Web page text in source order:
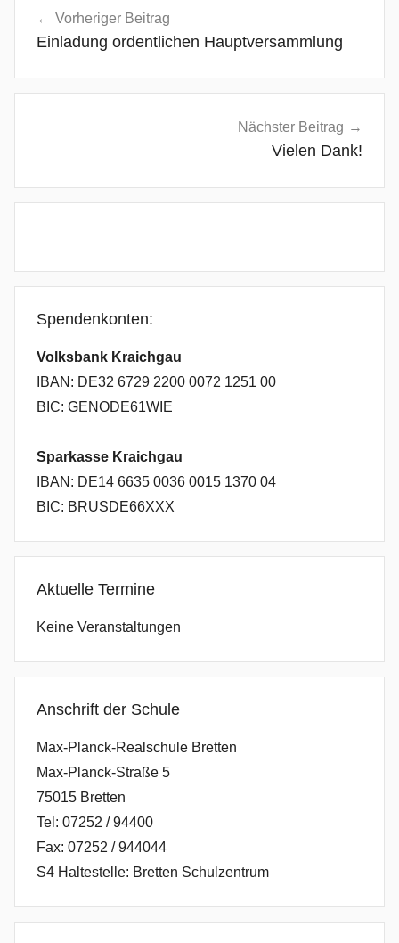
Vorheriger Beitrag
Einladung ordentlichen Hauptversammlung
Nächster Beitrag
Vielen Dank!
Spendenkonten:
Volksbank Kraichgau
IBAN: DE32 6729 2200 0072 1251 00
BIC: GENODE61WIE
Sparkasse Kraichgau
IBAN: DE14 6635 0036 0015 1370 04
BIC: BRUSDE66XXX
Aktuelle Termine
Keine Veranstaltungen
Anschrift der Schule
Max-Planck-Realschule Bretten
Max-Planck-Straße 5
75015 Bretten
Tel: 07252 / 94400
Fax: 07252 / 944044
S4 Haltestelle: Bretten Schulzentrum